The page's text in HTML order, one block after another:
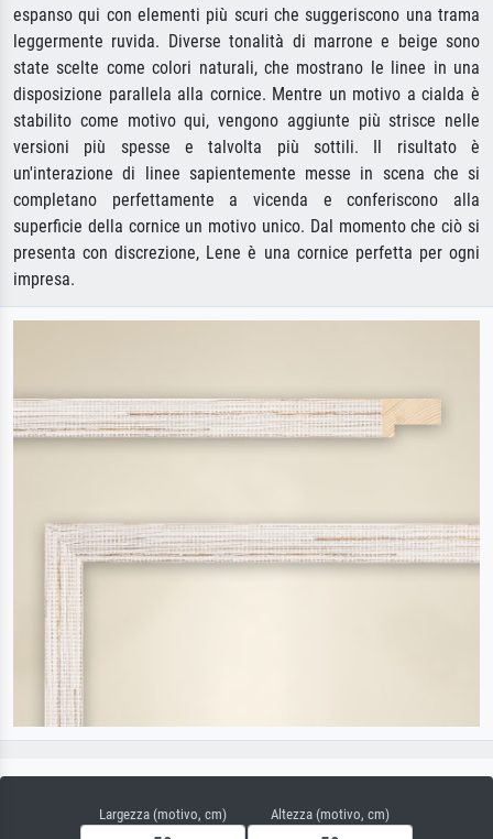
espanso qui con elementi più scuri che suggeriscono una trama
leggermente ruvida. Diverse tonalità di marrone e beige sono
state scelte come colori naturali, che mostrano le linee in una
disposizione parallela alla cornice. Mentre un motivo a cialda è
stabilito come motivo qui, vengono aggiunte più strisce nelle
versioni più spesse e talvolta più sottili. Il risultato è
un'interazione di linee sapientemente messe in scena che si
completano perfettamente a vicenda e conferiscono alla
superficie della cornice un motivo unico. Dal momento che ciò si
presenta con discrezione, Lene è una cornice perfetta per ogni
impresa.
Largezza (motivo, cm) Altezza (motivo, cm)